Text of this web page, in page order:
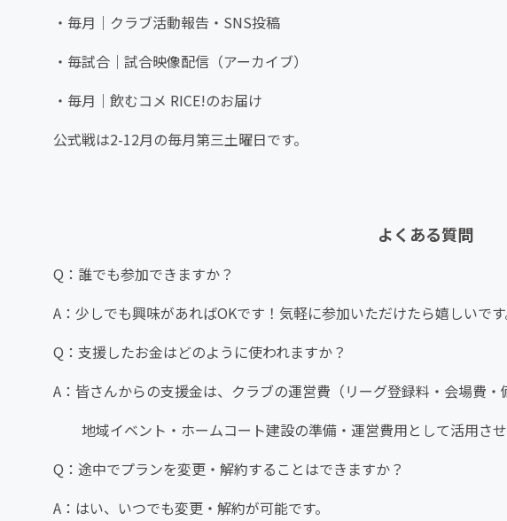
・毎月｜クラブ活動報告・SNS投稿
・毎試合｜試合映像配信（アーカイブ）
・毎月｜飲むコメ RICE!のお届け
公式戦は2-12月の毎月第三土曜日です。
よくある質問
Q：誰でも参加できますか？
A：少しでも興味があればOKです！気軽に参加いただけたら嬉しいです
Q：支援したお金はどのように使われますか？
A：皆さんからの支援金は、クラブの運営費（リーグ登録料・会場費・
地域イベント・ホームコート建設の準備・運営費用として活用させ
Q：途中でプランを変更・解約することはできますか？
A：はい、いつでも変更・解約が可能です。